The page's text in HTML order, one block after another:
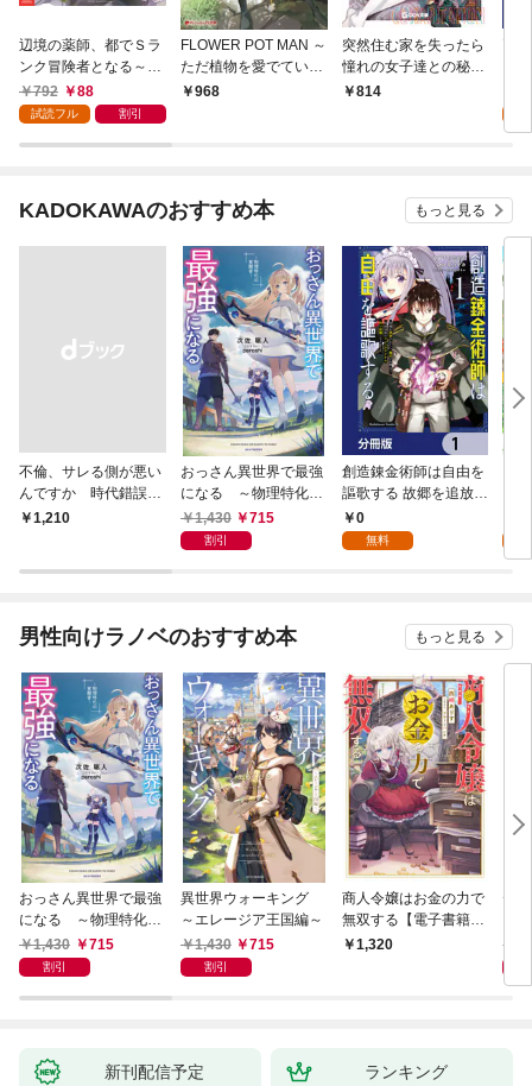
辺境の薬師、都でＳラ
ンク冒険者となる～英
雄村の少年がチート薬
で無自覚無双～（１）
792 88
試読フル 割引
FLOWER POT MAN ～
ただ植物を愛でていた
だけの俺が、なぜか魔
968
突然住む家を失ったら
憧れの女子達との秘密
の同棲生活が始まった
814
緒
た
KADOKAWAのおすすめ本 もっと見る
不倫、サレる側が悪い
んですか 時代錯誤な
クズ夫は捨てさせてい
￥1,210
おっさん異世界で最強
になる ～物理特化の
覚醒者～
1,430 715
割引
創造錬金術師は自由を
謳歌する 故郷を追放さ
れたら、魔王のお膝元
で超絶効果のマジック
0
無料
話】
男性向けラノベのおすすめ本 もっと見る
おっさん異世界で最強
になる ～物理特化の
覚醒者～
1,430 715
割引
異世界ウォーキング
～エレージア王国編～
1,430
715
割引
商人令嬢はお金の力で
無双する【電子書籍限
定書き下ろしSS付
1,320
デ
新刊配信予定 ランキング